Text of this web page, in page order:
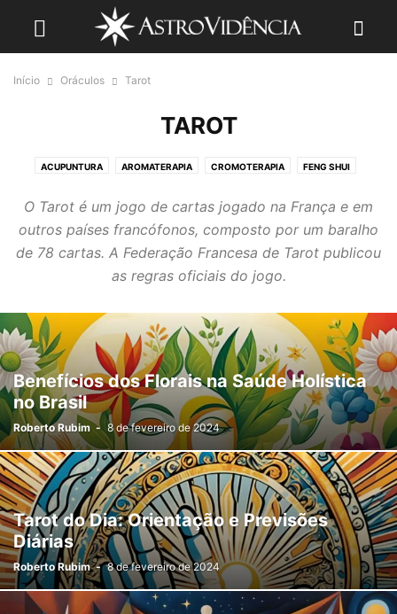
Início Oráculos Tarot
TAROT
ACUPUNTURA AROMATERAPIA CROMOTERAPIA FENG SHUI
OUTRAS TERAPIAS PSICOLOGIA E COACHING TAROT DIRETO
TAROT DO DIA TAROT E O AMOR TAROT MENSAL
TAROT SEMESTRAL YOGA
O Tarot é um jogo de cartas jogado na França e em
outros países francófonos, composto por um baralho
de 78 cartas. A Federação Francesa de Tarot publicou
as regras oficiais do jogo.
Benefícios dos Florais na Saúde Holística
no Brasil
Roberto Rubim - 8 de fevereiro de 2024
Tarot do Dia: Orientação e Previsões
Diárias
Roberto Rubim - 8 de fevereiro de 2024